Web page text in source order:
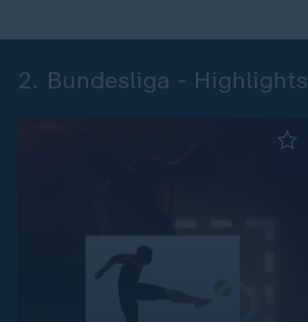
2. Bundesliga - Highlights